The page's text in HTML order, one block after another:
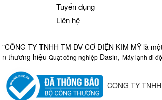
Tuyển dụng
Liên hệ
"CÔNG TY TNHH TM DV CƠ ĐIỆN KIM MỸ là
n thương hiệu Quạt công nghiệp Dasin, Máy lạnh di
CÔNG TY